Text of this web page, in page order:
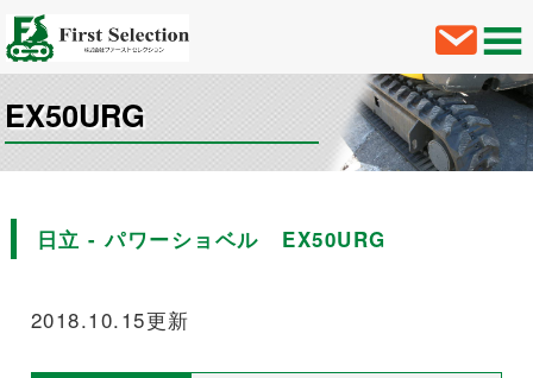
EX50URG
日立 - パワーショベル EX50URG
2018.10.15更新